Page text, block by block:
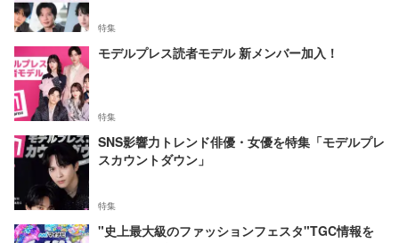
特集
モデルプレス読者モデル 新メンバー加入！
特集
SNS影響力トレンド俳優・女優を特集「モデルプレ
スカウントダウン」
特集
"史上最大級のファッションフェスタ"TGC情報を